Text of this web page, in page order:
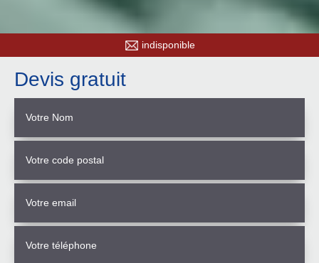
indisponible
Devis gratuit